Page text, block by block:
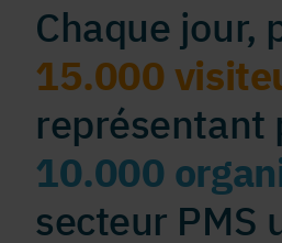
Chaque jour,
15.000
représentant
10.000
secteur PMS